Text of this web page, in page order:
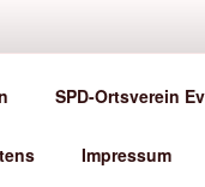
SPDSPD-Ortsverein
Impressum